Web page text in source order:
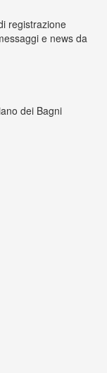
registrazione
e news da
dei Bagni